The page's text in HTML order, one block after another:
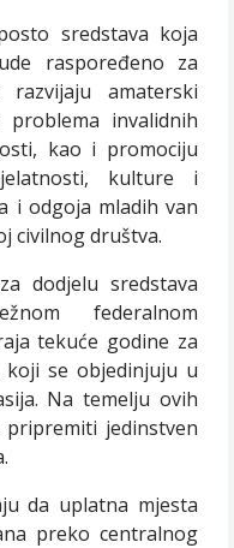
sredstava koja
raspoređeno za
amaterski
invalidnih
kao i promociju
kulture i
i odgoja mladih van
civilnog društva.
dodjelu sredstava
federalnom
tekuće godine za
koji se objedinjuju u
Na temelju ovih
jedinstven
da uplatna mjesta
preko centralnog